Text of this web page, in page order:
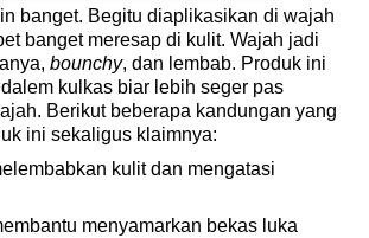
banget. Begitu diaplikasikan di wajah
banget meresap di kulit. Wajah jadi
bounchy, dan lembab. Produk ini
kulkas biar lebih seger pas
Berikut beberapa kandungan yang
ini sekaligus klaimnya:
kulit dan mengatasi
menyamarkan bekas luka